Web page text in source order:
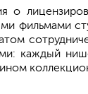
о
фильмами
каждый